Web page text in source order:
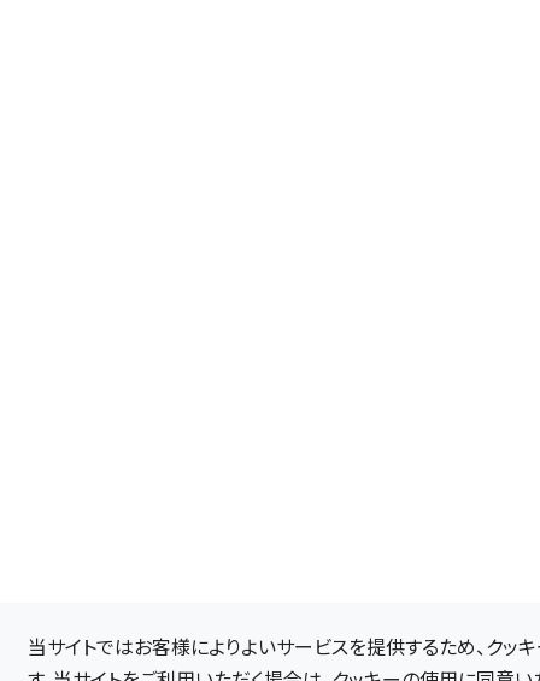
当サイトではお客様によりよいサービスを提供するため、クッ